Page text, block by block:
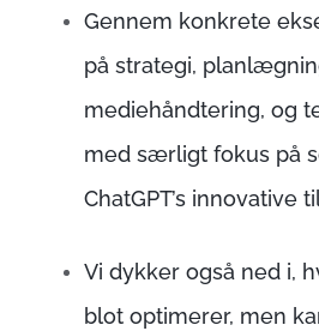
Gennem konkrete
på strategi,
mediehåndtering, og
med særligt fokus på
ChatGPT’s innovative
Vi dykker også ned i,
blot optimerer, men